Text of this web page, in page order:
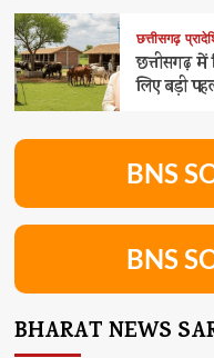
छत्तीसगढ़
छत्तीसगढ़ में
लिए बड़ी
BNS
BNS
BHARAT NEWS